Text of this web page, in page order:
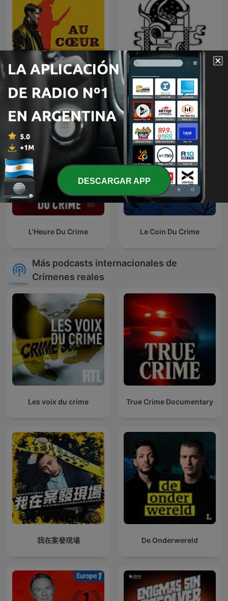
Au Coeur du Crime
Relatos De Horror
(Historias De Terror)
L'Heure Du Crime Le Coin Du Crime
Más podcasts internacionales de
Crímenes reales
Les voix du crime True Crime Documentary
我在案發現場 De Onderwereld
DESCARGAR APP